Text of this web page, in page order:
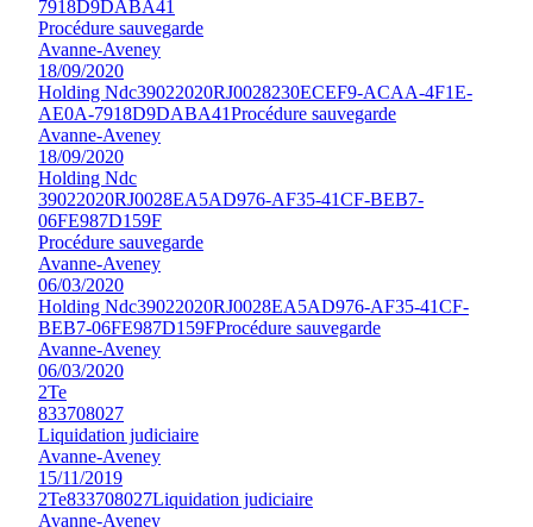
7918D9DABA41
Procédure sauvegarde
Avanne-Aveney
18/09/2020
Holding Ndc39022020RJ0028230ECEF9-ACAA-4F1E-
AE0A-7918D9DABA41Procédure sauvegarde
Avanne-Aveney
18/09/2020
Holding Ndc
39022020RJ0028EA5AD976-AF35-41CF-BEB7-
06FE987D159F
Procédure sauvegarde
Avanne-Aveney
06/03/2020
Holding Ndc39022020RJ0028EA5AD976-AF35-41CF-
BEB7-06FE987D159FProcédure sauvegarde
Avanne-Aveney
06/03/2020
2Te
833708027
Liquidation judiciaire
Avanne-Aveney
15/11/2019
2Te833708027Liquidation judiciaire
Avanne-Aveney